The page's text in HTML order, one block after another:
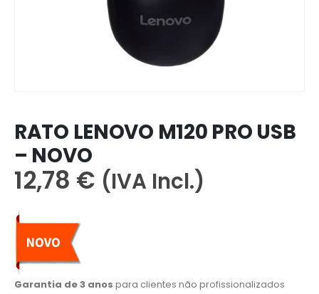
RATO LENOVO M120 PRO USB
– NOVO
12,78 € (IVA Incl.)
Garantia de 3 anos para clientes não profissionalizados